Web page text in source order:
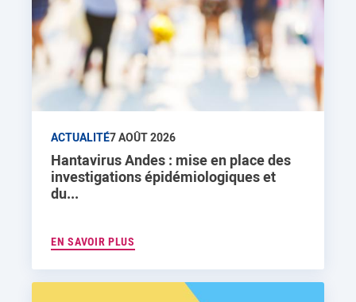
ACTUALITÉ7 AOÛT 2026
Hantavirus Andes : mise en place des
investigations épidémiologiques et
du...
EN SAVOIR PLUS